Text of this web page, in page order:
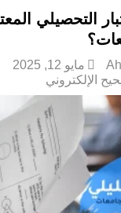
التحصيلي
مايو 12, 2025
الإلكتروني